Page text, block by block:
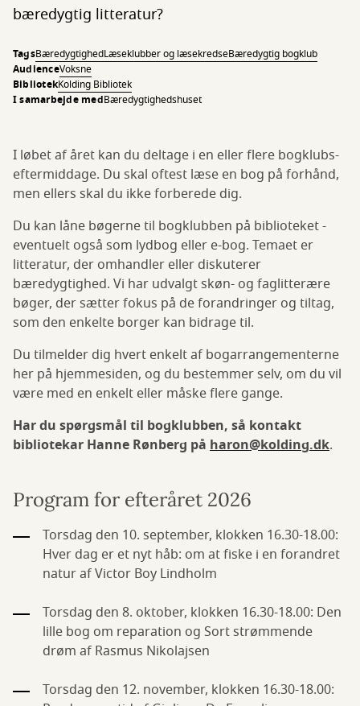
bæredygtig litteratur?
TagsBæredygtighedLæseklubber og læsekredseBæredygtig bogklub
AudienceVoksne
BibliotekKolding Bibliotek
I samarbejde medBæredygtighedshuset
I løbet af året kan du deltage i en eller flere bogklubs-
eftermiddage. Du skal oftest læse en bog på forhånd,
men ellers skal du ikke forberede dig.
Du kan låne bøgerne til bogklubben på biblioteket -
eventuelt også som lydbog eller e-bog. Temaet er
litteratur, der omhandler eller diskuterer
bæredygtighed. Vi har udvalgt skøn- og faglitterære
bøger, der sætter fokus på de forandringer og tiltag,
som den enkelte borger kan bidrage til.
Du tilmelder dig hvert enkelt af bogarrangementerne
her på hjemmesiden, og du bestemmer selv, om du vil
være med en enkelt eller måske flere gange.
Har du spørgsmål til bogklubben, så kontakt
bibliotekar Hanne Rønberg på haron@kolding.dk.
Program for efteråret 2026
Torsdag den 10. september, klokken 16.30-18.00:
Hver dag er et nyt håb: om at fiske i en forandret
natur af Victor Boy Lindholm
Torsdag den 8. oktober, klokken 16.30-18.00: Den
lille bog om reparation og Sort strømmende
drøm af Rasmus Nikolajsen
Torsdag den 12. november, klokken 16.30-18.00: